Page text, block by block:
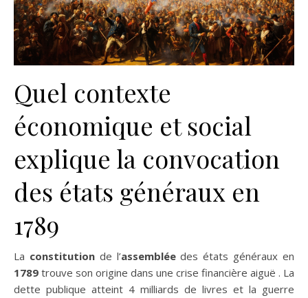
Quel contexte
économique et social
explique la convocation
des états généraux en
1789
La constitutionde l’assembléedes états généraux en
1789 trouve son origine dans une crise financière aiguë . La
dette publique atteint 4 milliards de livres et la guerre